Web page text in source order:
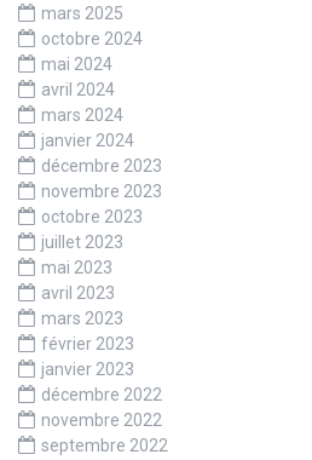
mars 2025
octobre 2024
mai 2024
avril 2024
mars 2024
janvier 2024
décembre 2023
novembre 2023
octobre 2023
juillet 2023
mai 2023
avril 2023
mars 2023
février 2023
janvier 2023
décembre 2022
novembre 2022
septembre 2022